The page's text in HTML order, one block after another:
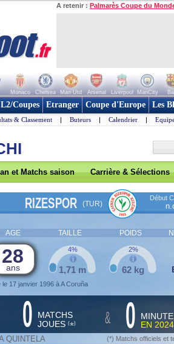
A retenir : Palmarès Coupe du
Monaco Chelsea Man Utd Arsenal Liverpool ManCity
L2/Coupes Etranger Coupe d'Europe Les
& Classement | Buteurs | Calendrier |
et Matchs saison Carrière & Sélections
RIZESPOR (TUR)
Début
AGE TAILLE POIDS
28
ans
le 17 janvier 1996 à A Coruña
1,71 m
4%
62 kg
2%
0 MATCHS
JOUES (*) & 0
EN
QUINTELA (*) Matchs officiels et